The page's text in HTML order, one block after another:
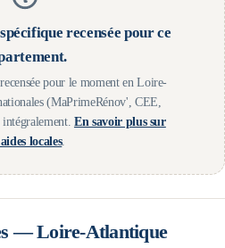
recensée pour ce
pour le moment en Loire-
(MaPrimeRénov', CEE,
En savoir plus sur
locales.
—Loire-Atlantique